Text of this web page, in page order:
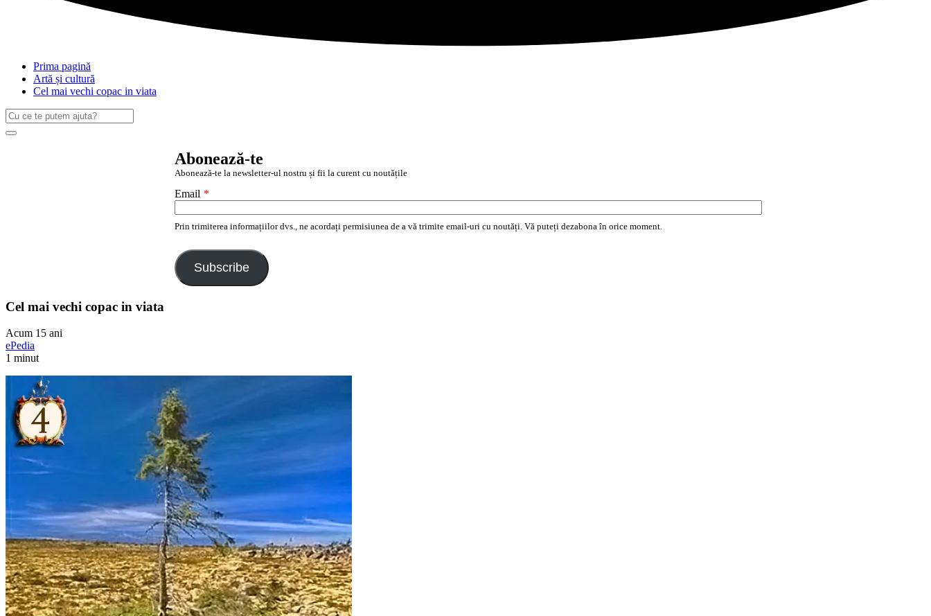
Prima pagină
Artă și cultură
Cel mai vechi copac in viata
Caută
după:
Search
Abonează-te
Abonează-te la newsletter-ul nostru și fii la curent cu noutățile
Email *
Prin trimiterea informațiilor dvs., ne acordați permisiunea de a vă trimite email-uri cu noutăți. Vă puteți dezabona în orice moment.
Subscribe
Cel mai vechi copac in viata
Acum 15 ani
ePedia
1 minut